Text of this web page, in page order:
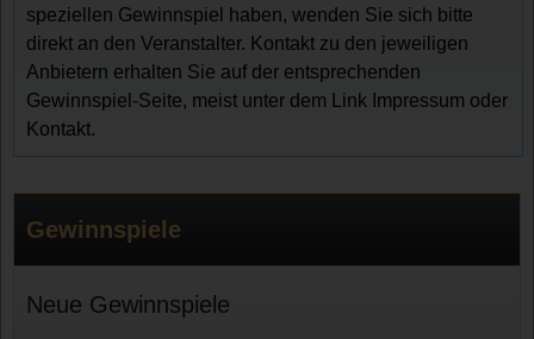
speziellen Gewinnspiel haben, wenden Sie sich bitte
direkt an den Veranstalter. Kontakt zu den jeweiligen
Anbietern erhalten Sie auf der entsprechenden
Gewinnspiel-Seite, meist unter dem Link Impressum oder
Kontakt.
Gewinnspiele
Neue Gewinnspiele